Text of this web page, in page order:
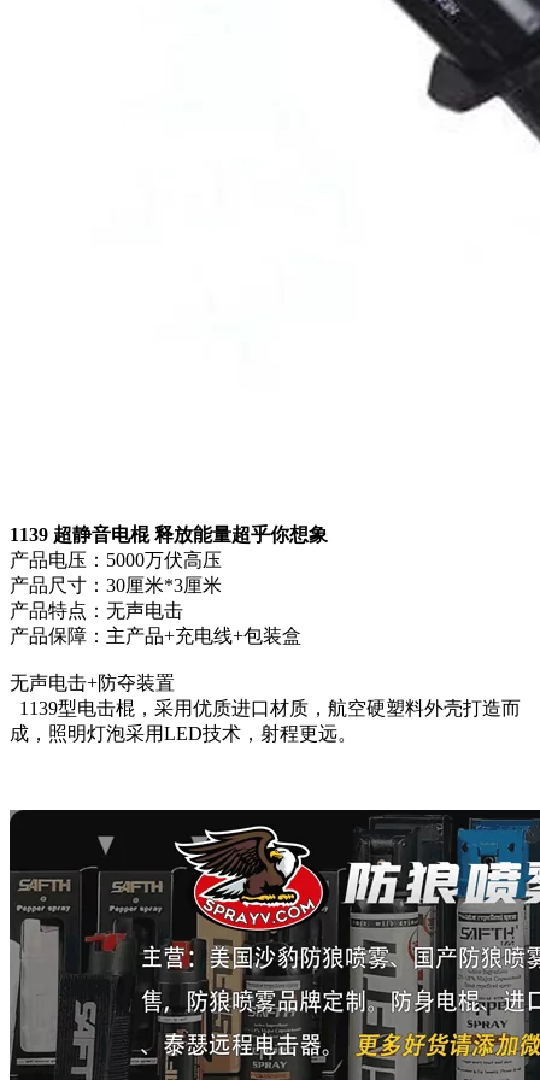
1139 超静音电棍 释放能量超乎你想象
产品电压：5000万伏高压
产品尺寸：30厘米*3厘米
产品特点：无声电击
产品保障：主产品+充电线+包装盒
无声电击+防夺装置
1139型电击棍，采用优质进口材质，航空硬塑料外壳打造而
成，照明灯泡采用LED技术，射程更远。